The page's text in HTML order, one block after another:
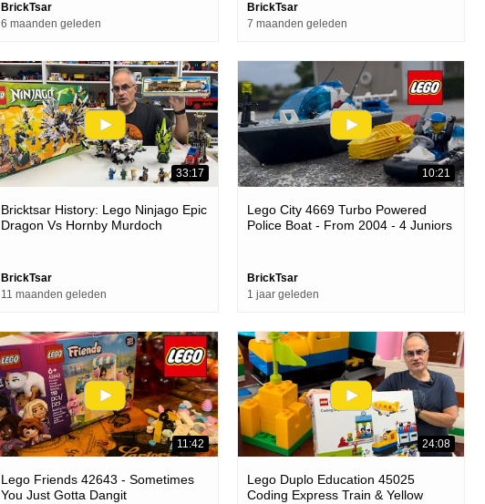
BrickTsar
6 maanden geleden
BrickTsar
7 maanden geleden
33:17
Bricktsar History: Lego Ninjago Epic
Dragon Vs Hornby Murdoch
BrickTsar
11 maanden geleden
10:21
Lego City 4669 Turbo Powered
Police Boat - From 2004 - 4 Juniors
BrickTsar
1 jaar geleden
11:42
Lego Friends 42643 - Sometimes
You Just Gotta Dangit
24:08
Lego Duplo Education 45025
Coding Express Train & Yellow